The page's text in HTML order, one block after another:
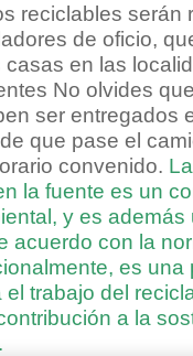
reciclables serán
de oficio,
casas en las
No olvides
ser entregados
que pase el
convenido. La
la fuente es un
y es además
acuerdo con la
es una
el trabajo del
a la